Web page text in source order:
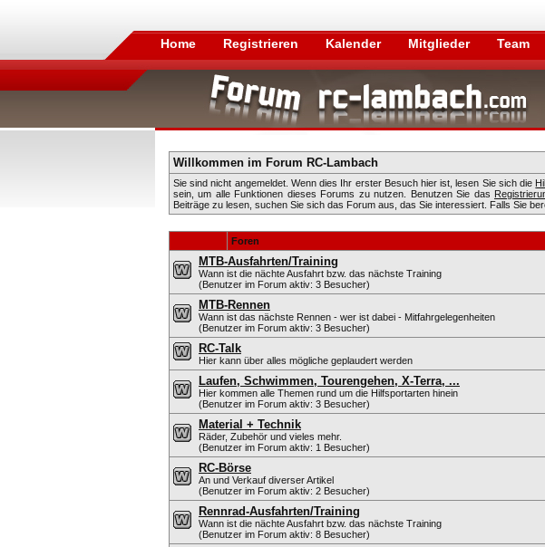
Home Registrieren Kalender Mitglieder Team
Willkommen im Forum RC-Lambach
Sie sind nicht angemeldet. Wenn dies Ihr erster Besuch hier ist, lesen Sie sich die
sein, um alle Funktionen dieses Forums zu nutzen. Benutzen Sie das
Beiträge zu lesen, suchen Sie sich das Forum aus, das Sie interessiert. Falls Sie
Foren
MTB-Ausfahrten/Training
Wann ist die nächte Ausfahrt bzw. das nächste Training
(Benutzer im Forum aktiv: 3 Besucher)
MTB-Rennen
Wann ist das nächste Rennen - wer ist dabei - Mitfahrgelegenheiten
(Benutzer im Forum aktiv: 3 Besucher)
RC-Talk
Hier kann über alles mögliche geplaudert werden
Laufen, Schwimmen, Tourengehen, X-Terra, ...
Hier kommen alle Themen rund um die Hilfsportarten hinein
(Benutzer im Forum aktiv: 3 Besucher)
Material + Technik
Räder, Zubehör und vieles mehr.
(Benutzer im Forum aktiv: 1 Besucher)
RC-Börse
An und Verkauf diverser Artikel
(Benutzer im Forum aktiv: 2 Besucher)
Rennrad-Ausfahrten/Training
Wann ist die nächte Ausfahrt bzw. das nächste Training
(Benutzer im Forum aktiv: 8 Besucher)